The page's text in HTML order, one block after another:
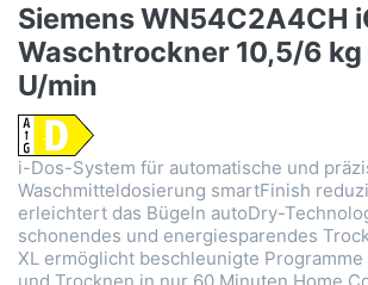
Siemens WN54C2A4CH
Waschtrockner 10,5/6 kg
U/min
i-Dos-System für automatische und
Waschmitteldosierung smartFinish
erleichtert das Bügeln autoDry-
schonendes und energiesparendes
XL ermöglicht beschleunigte Programme